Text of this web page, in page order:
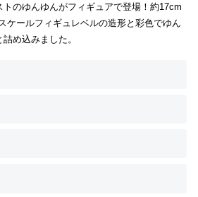
トのゆんゆんがフィギュアで登場！約17cm
ケールフィギュレベルの造形と彩色でゆん
め込みました。